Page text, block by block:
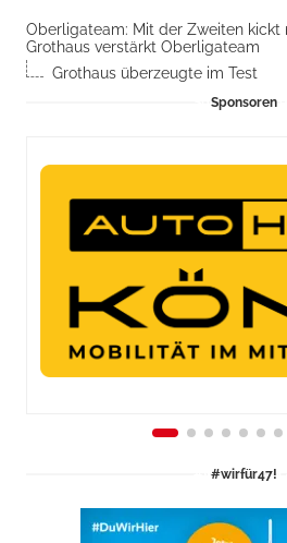
Oberligateam: Mit der Zweiten kickt
Grothaus verstärkt Oberligateam
Grothaus überzeugte im Test
Sponsoren
#wirfür47!